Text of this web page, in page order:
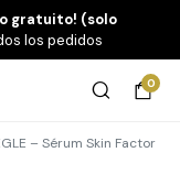
gratuito! (solo
los pedidos
0
– Sérum Skin Factor